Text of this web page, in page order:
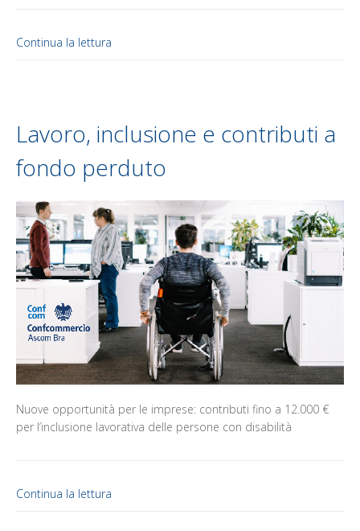
Continua la lettura
Lavoro, inclusione e contributi a
fondo perduto
Nuove opportunità per le imprese: contributi fino a 12.000 €
per l’inclusione lavorativa delle persone con disabilità
Continua la lettura